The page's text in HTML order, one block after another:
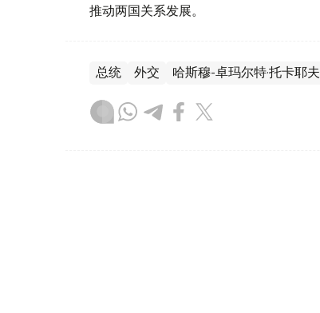
推动两国关系发展。
总统 外交 哈斯穆-卓玛尔特·托卡耶夫